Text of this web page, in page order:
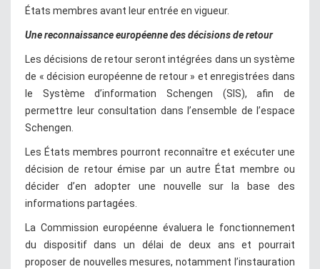
États membres avant leur entrée en vigueur.
Une reconnaissance européenne des décisions de retour
Les décisions de retour seront intégrées dans un système
de « décision européenne de retour » et enregistrées dans
le Système d’information Schengen (SIS), afin de
permettre leur consultation dans l’ensemble de l’espace
Schengen.
Les États membres pourront reconnaître et exécuter une
décision de retour émise par un autre État membre ou
décider d’en adopter une nouvelle sur la base des
informations partagées.
La Commission européenne évaluera le fonctionnement
du dispositif dans un délai de deux ans et pourrait
proposer de nouvelles mesures, notamment l’instauration